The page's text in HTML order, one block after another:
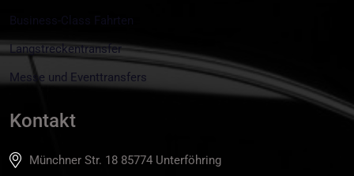
Business-Class Fahrten
Langstreckentransfer
Messe und Eventtransfers
Kontakt
Münchner Str. 18 85774 Unterföhring